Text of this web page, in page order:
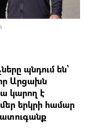
պնդում են`
Արցախն
կարող է
երկրի համար